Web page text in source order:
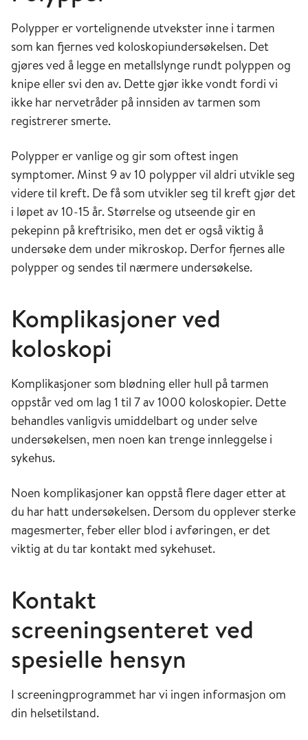
Polypper er vortelignende utvekster inne i tarmen
som kan fjernes ved koloskopiundersøkelsen. Det
gjøres ved å legge en metallslynge rundt polyppen og
knipe eller svi den av. Dette gjør ikke vondt fordi vi
ikke har nervetråder på innsiden av tarmen som
registrerer smerte.
Polypper er vanlige og gir som oftest ingen
symptomer. Minst 9 av 10 polypper vil aldri utvikle seg
videre til kreft. De få som utvikler seg til kreft gjør det
i løpet av 10-15 år. Størrelse og utseende gir en
pekepinn på kreftrisiko, men det er også viktig å
undersøke dem under mikroskop. Derfor fjernes alle
polypper og sendes til nærmere undersøkelse.
Komplikasjoner ved
koloskopi
Komplikasjoner som blødning eller hull på tarmen
oppstår ved om lag 1 til 7 av 1000 koloskopier. Dette
behandles vanligvis umiddelbart og under selve
undersøkelsen, men noen kan trenge innleggelse i
sykehus.
Noen komplikasjoner kan oppstå flere dager etter at
du har hatt undersøkelsen. Dersom du opplever sterke
magesmerter, feber eller blod i avføringen, er det
viktig at du tar kontakt med sykehuset.
Kontakt
screeningsenteret ved
spesielle hensyn
I screeningprogrammet har vi ingen informasjon om
din helsetilstand.